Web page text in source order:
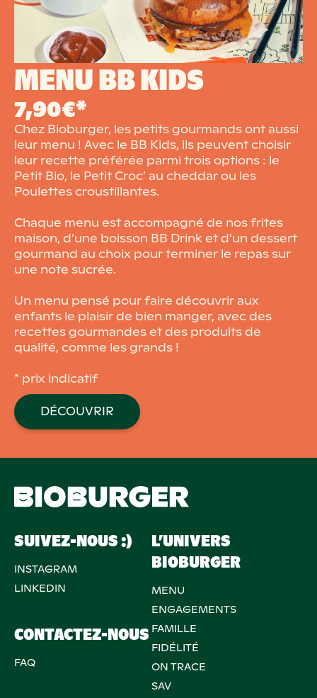
MENU BB KIDS
7,90€*
Chez Bioburger, les petits gourmands ont aussi
leur menu ! Avec le BB Kids, ils peuvent choisir
leur recette préférée parmi trois options : le
Petit Bio, le Petit Croc’ au cheddar ou les
Poulettes croustillantes.
Chaque menu est accompagné de nos frites
maison, d’une boisson BB Drink et d’un dessert
gourmand au choix pour terminer le repas sur
une note sucrée.
Un menu pensé pour faire découvrir aux
enfants le plaisir de bien manger, avec des
recettes gourmandes et des produits de
qualité, comme les grands !
* prix indicatif
DÉCOUVRIR
SUIVEZ-NOUS :)
INSTAGRAM
LINKEDIN
CONTACTEZ-NOUS
FAQ
L’UNIVERS
BIOBURGER
MENU
ENGAGEMENTS
FAMILLE
FIDÉLITÉ
ON TRACE
SAV